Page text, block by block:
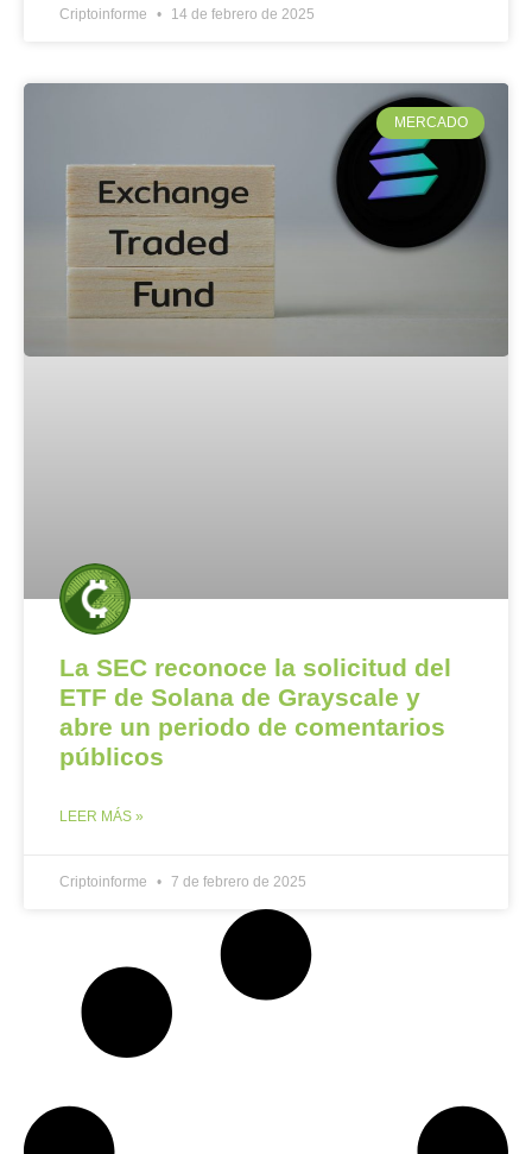
Criptoinforme 14 de febrero de 2025
MERCADO
La SEC reconoce la solicitud del
ETF de Solana de Grayscale y
abre un periodo de comentarios
públicos
LEER MÁS »
Criptoinforme 7 de febrero de 2025